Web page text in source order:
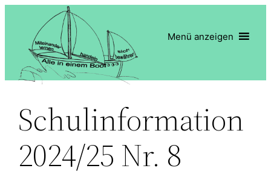
springen
Menü anzeigen
Schulinformation
2024/25 Nr. 8